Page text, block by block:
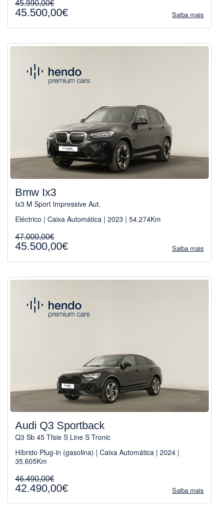
45.990,00€
45.500,00€ Saiba mais
Bmw Ix3
Ix3 M Sport Impressive Aut.
Eléctrico | Caixa Automática | 2023 | 54.274Km
47.000,00€
45.500,00€ Saiba mais
Audi Q3 Sportback
Q3 Sb 45 Tfsie S Line S Tronic
Híbrido Plug-in (gasolina) | Caixa Automática | 2024 |
35.605Km
46.490,00€
42.490,00€ Saiba mais